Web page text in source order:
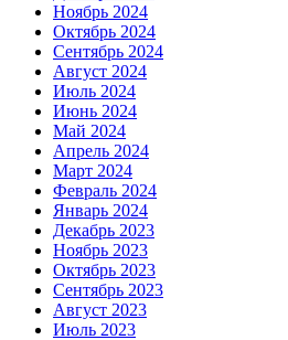
Ноябрь 2024
Октябрь 2024
Сентябрь 2024
Август 2024
Июль 2024
Июнь 2024
Май 2024
Апрель 2024
Март 2024
Февраль 2024
Январь 2024
Декабрь 2023
Ноябрь 2023
Октябрь 2023
Сентябрь 2023
Август 2023
Июль 2023